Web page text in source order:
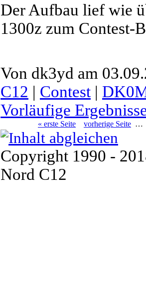
Der Aufbau lief wie
1300z zum Contest-
Von dk3yd am
C12 | Contest |
Vorläufige
« erste Seite vorherige Seite …
Copyright 1990 -
Nord C12